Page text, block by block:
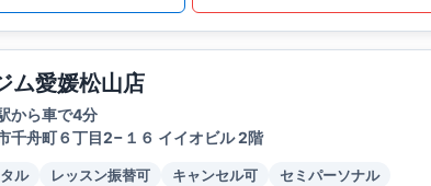
ム愛媛松山店
から車で4分
千舟町６丁目2−１６ イイオビル 2階
ル レッスン振替可 キャンセル可
セミパーソナル